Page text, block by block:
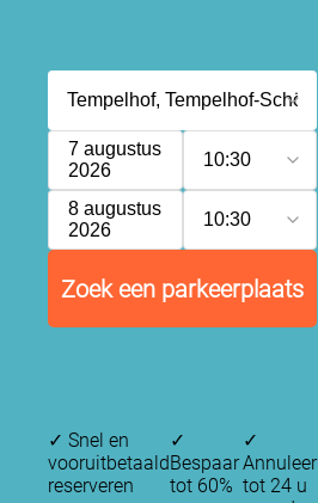
7 augustus
2026
10:30
8 augustus
2026
10:30
Zoek een parkeerplaats
✓ Snel en
vooruitbetaald
reserveren
✓
Bespaar
tot 60%
✓
Annuleer
tot 24 u